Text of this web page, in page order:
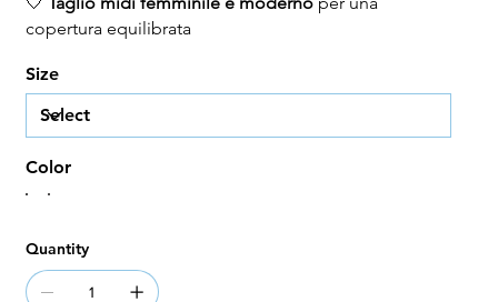
copertura equilibrata
Size
Color
Quantity